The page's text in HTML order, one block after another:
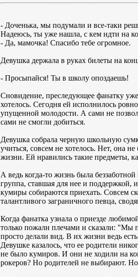
- Доченька, мы подумали и все-таки
Надеюсь, ты уже нашла, с кем идти на
- Да, мамочка! Спасибо тебе огромное.
Девушка держала в руках билеты на
- Просыпайся! Ты в школу опоздаешь!
Сновидение, преследующее фанатку
хотелось. Сегодня ей исполнилось
упущенной молодости. А сами не
сами не смогли добиться.
Девушка собрала черную школьную
учиться, совсем не хотелось. Нет, она
жизни. Ей нравились такие предметы,
А ведь когда-то жизнь была
группа, ставшая для нее и поддержкой,
кумиры собираются приехать. Совсем
талантливого заграничного певца,
Когда фанатка узнала о приезде
только пожали плечами и сказали: "Мы
просто делали вид. В их жизни ведь
Девушке казалось, что ее родители
не было кумиров. И они не ходили на
рокеров? Но родителей не выбирают.